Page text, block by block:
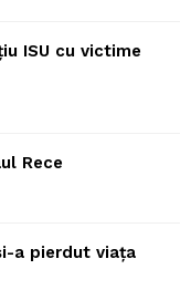
ISU cu victime
Rece
a pierdut viața